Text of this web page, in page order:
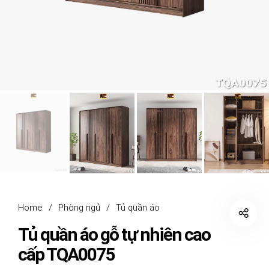
Home / Phòng ngủ / Tủ quần áo
Tủ quần áo gỗ tự nhiên cao
cấp TQA0075